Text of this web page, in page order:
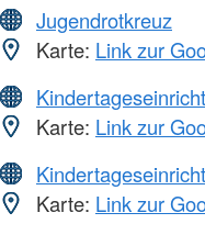
Jugendrotkreuz
Karte: Link zur
Karte: Link zur
Karte: Link zur